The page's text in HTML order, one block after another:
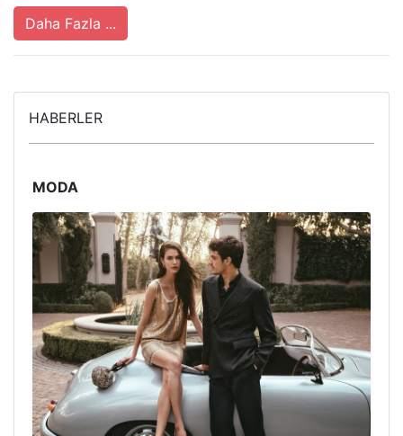
Daha Fazla ...
HABERLER
MODA